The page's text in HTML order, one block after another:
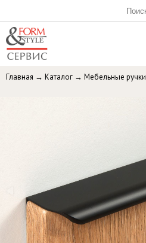
Главная → Каталог → Мебельные ручки